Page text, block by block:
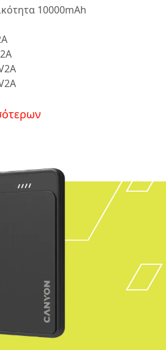
10000mAh